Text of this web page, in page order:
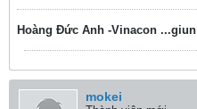
Hoàng Đức Anh -Vinacon ...giun
mokei